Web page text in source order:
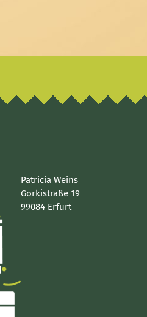
Patricia Weins
Gorkistraße 19
99084 Erfurt